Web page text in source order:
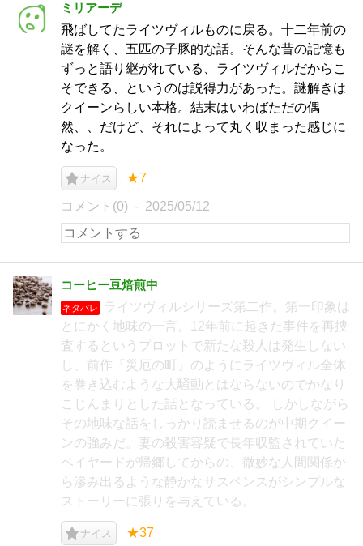
ミリアーデ
飛ばしてたライツヴィルものに戻る。十二年前の
謎を解く、五匹の子豚的な話。そんな昔の記憶も
ずっと語り継がれている、ライツヴィルだからこ
そできる、というのは説得力があった。謎解きは
クイーンらしい本格。結末はいわばただの偶
然、、だけど、それによって丸く収まった感じに
なった。
ナイス ★7
コメント(0) 2025/05/12
コーヒー豆焙煎中
ネタバレ
ライツヴィルシリーズ第二作。第一印象は
とにかく地味の一言。12年前に起きた事件を再捜
査するというプロットで新たな殺人は発生しない
し、前作『災厄の町』のようにライツヴィル全体
を巻き込むような大騒動とはならないのでかなり
こじんまりとした話となっている。 しかしながら
その地味な話をしっかり読ませるのが中期クイー
ンの強みだ。妻の殺害容疑で長年収監されていた
ベイヤードが帰郷してからの、微妙な人間関係か
ら滲み出るような静かなサスペンスがシンプルな
ストーリーに張りを与えている。
ナイス ★37